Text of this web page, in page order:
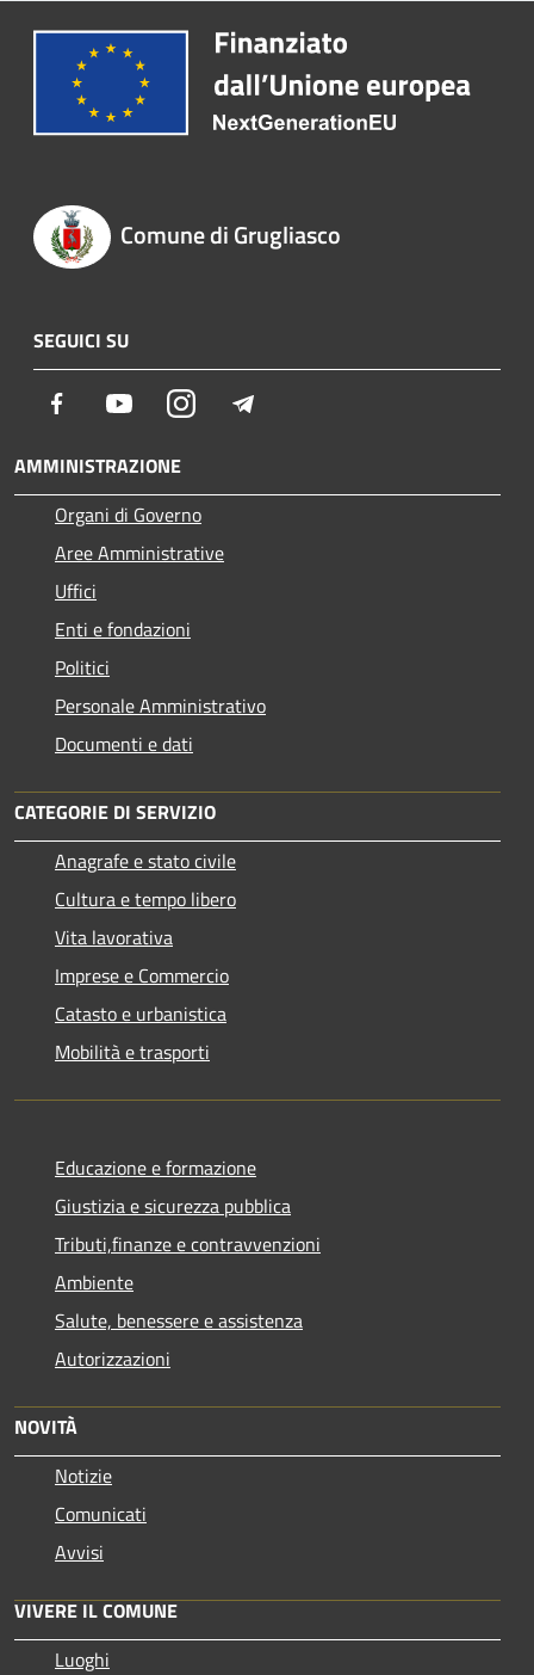
Comune di Grugliasco
SEGUICI SU
Facebook YoutubeInstagram
AMMINISTRAZIONE
Organi di Governo
Aree Amministrative
Uffici
Enti e fondazioni
Politici
Personale Amministrativo
Documenti e dati
CATEGORIE DI SERVIZIO
Anagrafe e stato civile
Cultura e tempo libero
Vita lavorativa
Imprese e Commercio
Catasto e urbanistica
Mobilità e trasporti
Educazione e formazione
Giustizia e sicurezza pubblica
Tributi,finanze e contravvenzioni
Ambiente
Salute, benessere e assistenza
Autorizzazioni
NOVITÀ
Notizie
Comunicati
Avvisi
VIVERE IL COMUNE
Luoghi